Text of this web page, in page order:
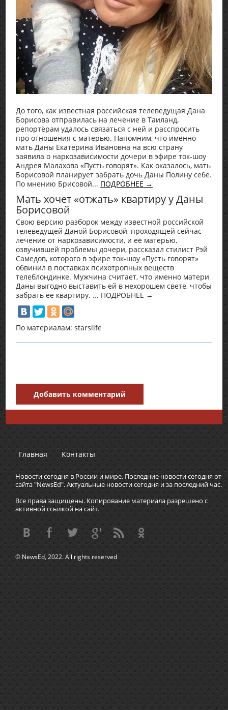
До того, как известная российская телеведущая Дана
Борисова отправилась на лечение в Таиланд,
репортёрам удалось связаться с ней и расспросить
про отношения с матерью. Напомним, что именно
мать Даны Екатерина Ивановна на всю страну
заявила о наркозависимости дочери в эфире ток-шоу
Андрея Малахова «Пусть говорят». Как оказалось, мать
Борисовой планирует забрать дочь Даны Полину себе.
По мнению Брисовой... ПОДРОБНЕЕ →
Мать хочет «отжать» квартиру у Даны
Борисовой
Свою версию разборок между известной российской
телеведущей Даной Борисовой, проходящей сейчас
лечение от наркозависимости, и её матерью,
озвучившей проблемы дочери, рассказал стилист Рэй
Самедов, которого в эфире ток-шоу «Пусть говорят»
обвинил в поставках психотропных веществ
телеблондинке. Мужчина считает, что именно матери
Даны выгодно выставить ей в нехорошем свете, чтобы
забрать её квартиру. ... ПОДРОБНЕЕ →
По материалам: starslife
Добавить комментарий
Главная Контакты
Новости сегодня в России и мире. Последние новости сегодня от
сайта "NewsEd". Актуальные новости сегодня и за последний час.
Все права защищены. Копирование материала разрешено с
активной ссылкой на сайт.
© NewsEd, 2022. All rights reserved